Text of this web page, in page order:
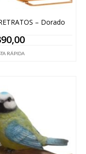
– Dorado
RÁPIDA